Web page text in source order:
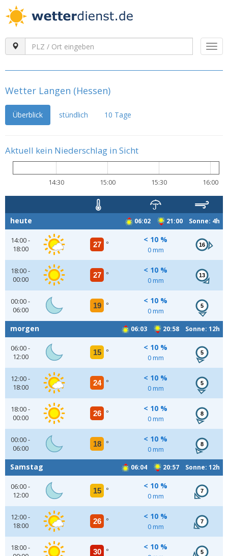
Wetter Langen (Hessen)
Überblick stündlich 10 Tage
Aktuell kein Niederschlag in Sicht
14:30 15:00 15:30 16:00
06:02 21:00 Sonne: 4h
heute
14:00 -
18:00
27 °
< 10 %
0 mm
16
18:00 -
00:00
27 °
< 10 %
0 mm
13
00:00 -
06:00
19 °
< 10 %
0 mm
5
06:03 20:58 Sonne: 12h
morgen
06:00 -
12:00
15 °
< 10 %
0 mm
5
12:00 -
18:00
24 °
< 10 %
0 mm
5
18:00 -
00:00
26 °
< 10 %
0 mm
8
00:00 -
06:00
18 °
< 10 %
0 mm
8
06:04 20:57 Sonne: 12h
Samstag
06:00 -
12:00
15 °
< 10 %
0 mm
7
12:00 -
18:00
26 °
< 10 %
0 mm
7
18:00 -
30 °
< 10 %
5